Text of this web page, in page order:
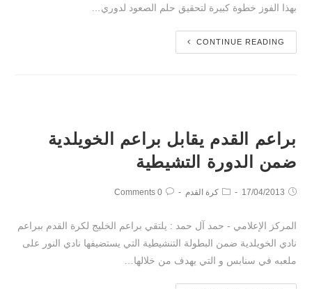
بهذا الفوز خطوة كبيرة لتحقيق حلم الصعود لدوري…
CONTINUE READING
براعم القدم يقابل براعم الخويلدية
ضمن الدورة التشيطية
17/04/2013 كرة القدم 0 Comments
المركز الإعلامي - حمد آل حمد : يلتقي براعم الخليج لكرة القدم ببراعم
نادي الخويلدية ضمن البطولة التنشيطية التي يستضيفها نادي النور على
ملعبه في سنابس و التي يهدف من خلالها…